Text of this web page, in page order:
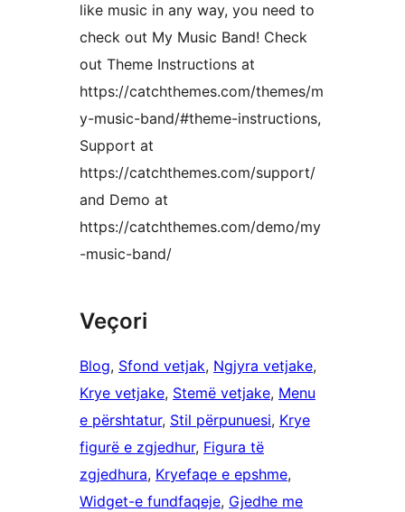
like music in any way, you need to
check out My Music Band! Check
out Theme Instructions at
https://catchthemes.com/themes/m
y-music-band/#theme-instructions,
Support at
https://catchthemes.com/support/
and Demo at
https://catchthemes.com/demo/my
-music-band/
Veçori
Blog, Sfond vetjak, Ngjyra vetjake
Krye vetjake, Stemë vetjake, Menu
e përshtatur, Stil përpunuesi, Krye
figurë e zgjedhur, Figura të
zgjedhura, Kryefaqe e epshme
Widget-e fundfaqeje, Gjedhe me